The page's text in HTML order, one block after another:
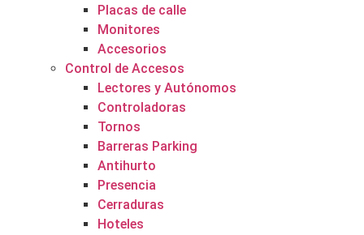
Placas de calle
Monitores
Accesorios
Control de Accesos
Lectores y Autónomos
Controladoras
Tornos
Barreras Parking
Antihurto
Presencia
Cerraduras
Hoteles